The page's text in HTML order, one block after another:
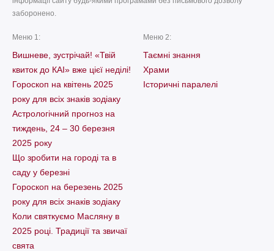
заборонено.
Меню 1:
Вишневе, зустрічай! «Твій
квиток до КАІ» вже цієї неділі!
Гороскоп на квітень 2025
року для всіх знаків зодіаку
Астрологічний прогноз на
тиждень, 24 – 30 березня
2025 року
Що зробити на городі та в
саду у березні
Гороскоп на березень 2025
року для всіх знаків зодіаку
Коли святкуємо Масляну в
2025 році. Традиції та звичаї
свята
Меню 2:
Таємні знання
Храми
Історичні паралелі